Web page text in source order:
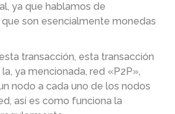
ya que hablamos de
son esencialmente monedas
transacción, esta transacción
ya mencionada, red «P2P»,
nodo a cada uno de los nodos
así es como funciona la